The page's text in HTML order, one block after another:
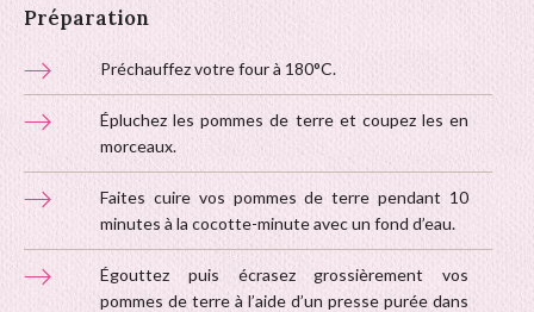
Préparation
Préchauffez votre four à 180°C.
Épluchez les pommes de terre et coupez les en
morceaux.
Faites cuire vos pommes de terre pendant 10
minutes à la cocotte-minute avec un fond d’eau.
Égouttez puis écrasez grossièrement vos
pommes de terre à l’aide d’un presse purée dans